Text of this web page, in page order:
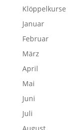
Klöppelkurse
Januar
Februar
März
April
Mai
Juni
Juli
August